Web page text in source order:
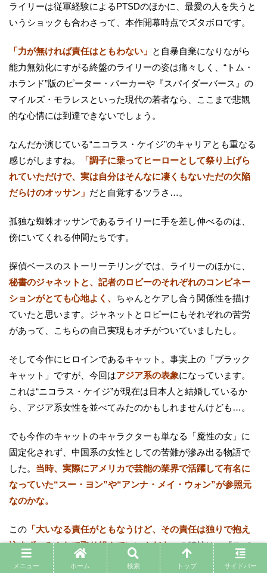
ライリーは従軍経験によるPTSDのほかに、最愛の人を失うと
いうショックも合わさって、本作開幕時点でズタボロです。
「力が無ければ責任はともわない」 と自暴自棄になりながら
能力無効化にすがる終盤のライリーの姿は痛々しく、“トム・
ホランド”版のピーター・パーカーや『スパイダーバース』の
マイルズ・モラレスといった現代の若者なら、ここまで悲観
的な心情には到達できないでしょう。
なんだか演じている“ニコラス・ケイジ”のキャリアとも重なる
感じがしますね。
「調子に乗ってヒーローとして祭り上げら
れていただけで、実は自分はそんなに凄くもないただの欠陥
だらけのオッサン」 だと自覚するツラさ…。
孤独な蜘蛛オッサンであるライリーに手を差し伸べるのは、
傍にいてくれる仲間たちです。
探偵ベースのストーリーテリングでは、ライリーのほかに、
秘書のジャネットと、記者のロビーのそれぞれのコンビネー
ションがとても心地よく、 ちゃんとケアし合う関係性を描け
ていたと思います。ジャネットとロビーにもそれぞれの苦労
があって、こちらの自己実現もオチがついていましたし。
そして今作にヒロインであるキャット。事実上の「ブラック
キャット」ですが、今回はアジア系の表象になっています。
これは“ニコラス・ケイジ”が現在は日本人と結婚しているか
ら、アジア系女性を並べてみたのかもしれませんけども…。
でも今作のキャットのキャラクターも単なる「魔性の女」に
固定化されず、中国系の女性としての苦難が滲み出る物語で
した。 当時、実際にアメリカで芸能の業界で活躍して有名に
なっていた“スー・ヨン”や“アンナ・メイ・ウォン”が参照元
なのかな。
この 「大いなる責任がともなうけど、その責任は独りで抱え
込まず、みんなで取り組んでいいんだよ」の精神は、『スパ
イダーバース』や『スパイダーマン ノー・ウェイ・ホーム』
メニュー ホーム 検索 トップ サイドバー